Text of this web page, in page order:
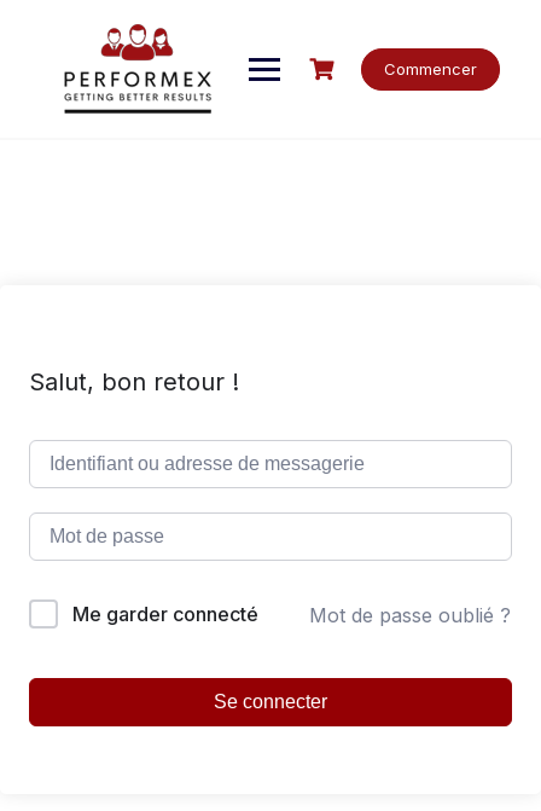
Commencer
Salut, bon retour !
Me garder connecté Mot de passe oublié ?
Se connecter